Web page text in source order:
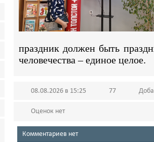
праздник должен быть
человечества – единое целое.
08.08.2026 в 15:25 77
Оценок нет
Комментариев нет